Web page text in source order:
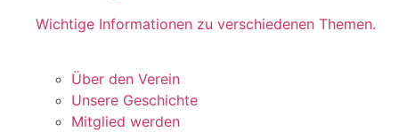
Wichtige Informationen zu verschiedenen Themen.
Über den Verein
Unsere Geschichte
Mitglied werden